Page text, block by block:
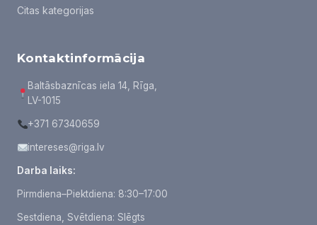
Citas kategorijas
Kontaktinformācija
Baltāsbaznīcas iela 14, Rīga,
LV-1015
+371 67340659
intereses@riga.lv
Darba laiks:
Pirmdiena–Piektdiena: 8:30–17:00
Sestdiena, Svētdiena: Slēgts